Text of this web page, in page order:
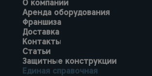
О компании
Аренда оборудования
Франшиза
Доставка
Контакты
Статьи
Защитные конструкции
Единая справочная